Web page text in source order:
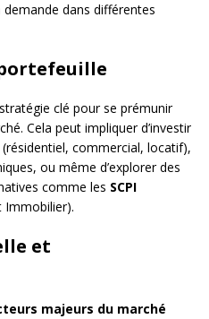
demande dans différentes
clé pour se prémunir
Cela peut impliquer d’investir
commercial, locatif),
ou même d’explorer des
comme les SCPI
Immobilier).
et
majeurs du marché